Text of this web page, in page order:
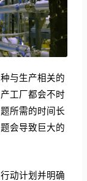
与生产相关的
工厂都会不时
所需的时间长
会导致巨大的
动计划并明确